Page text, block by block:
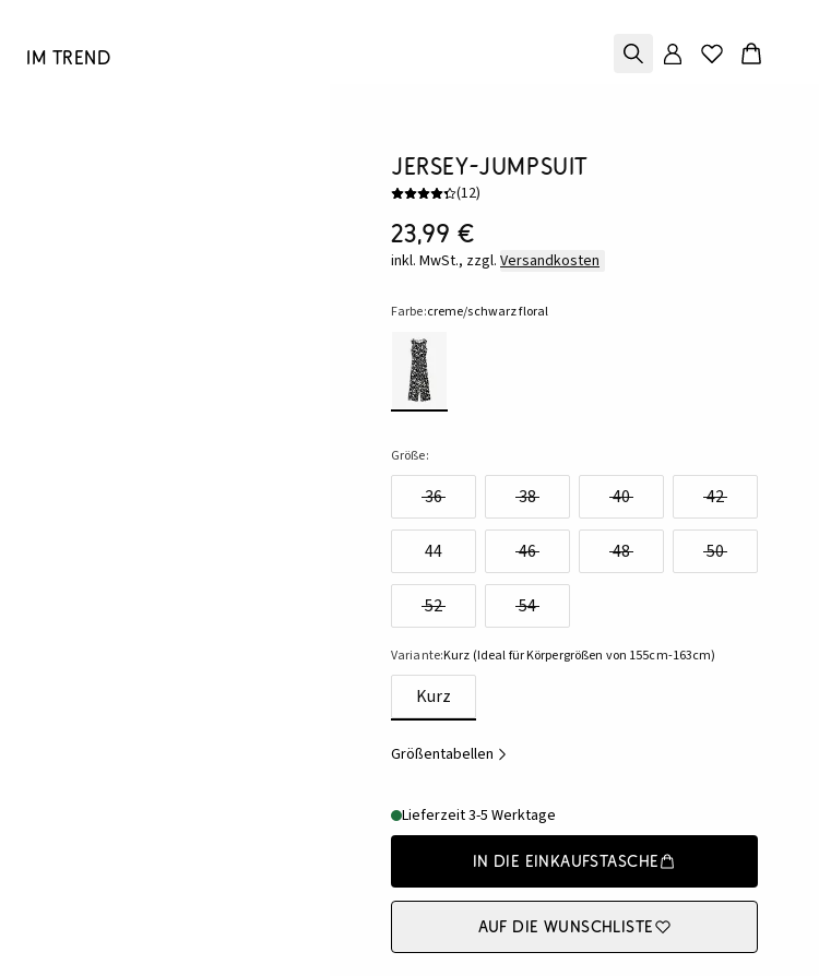
Im Trend
Jersey-Jumpsuit
(12)
23,99 €
inkl. MwSt., zzgl. Versandkosten
Farbe:creme/schwarz floral
Größe:
36 38 40 42
44 46 48 50
52 54
Variante:Kurz (Ideal für Körpergrößen von 155cm-163cm)
Kurz
Größentabellen
Lieferzeit 3-5 Werktage
In die Einkaufstasche
Auf die Wunschliste